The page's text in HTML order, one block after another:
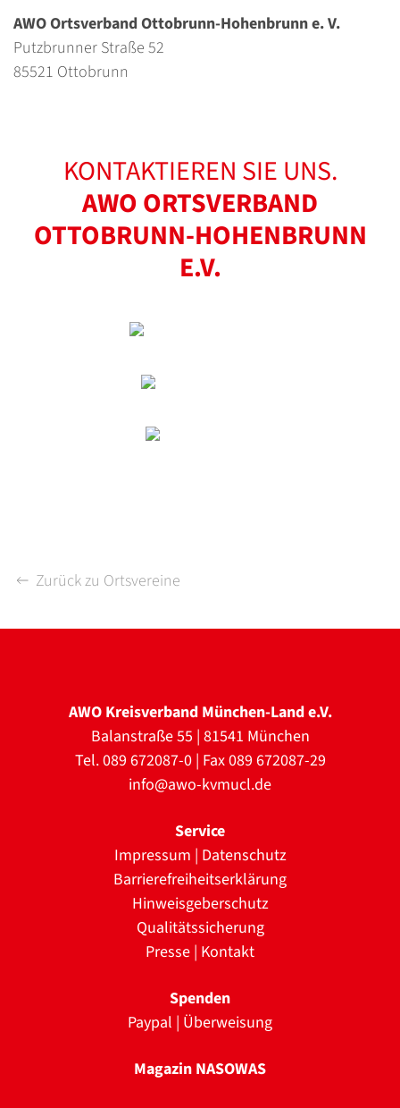
AWO Ortsverband Ottobrunn-Hohenbrunn e. V.
Putzbrunner Straße 52
85521 Ottobrunn
KONTAKTIEREN SIE UNS.
AWO ORTSVERBAND
OTTOBRUNN-HOHENBRUNN
E.V.
Zurück zu Ortsvereine
AWO Kreisverband München-Land e.V.
Balanstraße 55 | 81541 München
Tel. 089 672087-0 | Fax 089 672087-29
info@awo-kvmucl.de
Service
Impressum | Datenschutz
Barrierefreiheitserklärung
Hinweisgeberschutz
Qualitätssicherung
Presse | Kontakt
Spenden
Paypal | Überweisung
Magazin NASOWAS